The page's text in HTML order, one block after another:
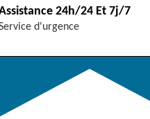
24h/24 Et 7j/7
d'urgence